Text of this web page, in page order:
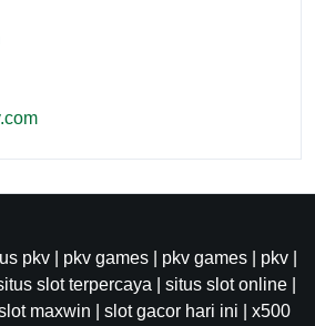
pkv pkv games pkv games pkv
slot terpercaya situs slot online
maxwin slot gacor hari ini
x500